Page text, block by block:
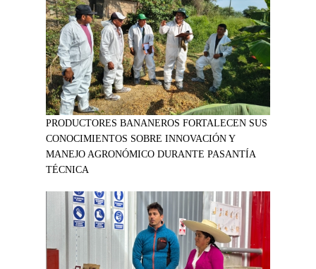
PRODUCTORES BANANEROS FORTALECEN SUS
CONOCIMIENTOS SOBRE INNOVACIÓN Y
MANEJO AGRONÓMICO DURANTE PASANTÍA
TÉCNICA